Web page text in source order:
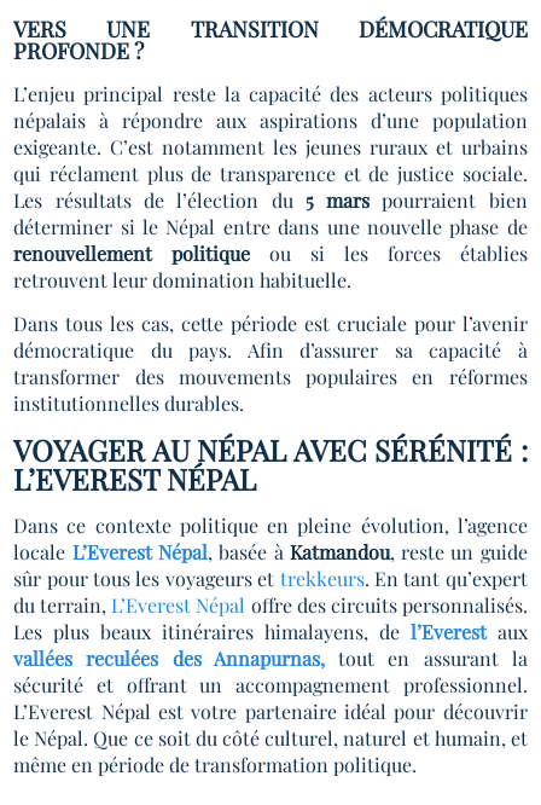
VERS UNE TRANSITION DÉMOCRATIQUE
PROFONDE ?
L’enjeu principal reste la capacité des acteurs politiques
népalais à répondre aux aspirations d’une population
exigeante. C’est notamment les jeunes ruraux et urbains
qui réclament plus de transparence et de justice sociale.
Les résultats de l’élection du 5 mars pourraient bien
déterminer si le Népal entre dans une nouvelle phase de
renouvellement politique ou si les forces établies
retrouvent leur domination habituelle.
Dans tous les cas, cette période est cruciale pour l’avenir
démocratique du pays. Afin d’assurer sa capacité à
transformer des mouvements populaires en réformes
institutionnelles durables.
VOYAGER AU NÉPAL AVEC SÉRÉNITÉ :
L’EVEREST NÉPAL
Dans ce contexte politique en pleine évolution, l’agence
locale L’Everest Népal, basée à Katmandou, reste un guide
sûr pour tous les voyageurs et trekkeurs. En tant qu’expert
du terrain, L’Everest Népal offre des circuits personnalisés.
Les plus beaux itinéraires himalayens, de l’Everestaux
vallées reculées des Annapurnas,tout en assurant la
sécurité et offrant un accompagnement professionnel.
L’Everest Népal est votre partenaire idéal pour découvrir
le Népal. Que ce soit du côté culturel, naturel et humain, et
même en période de transformation politique.